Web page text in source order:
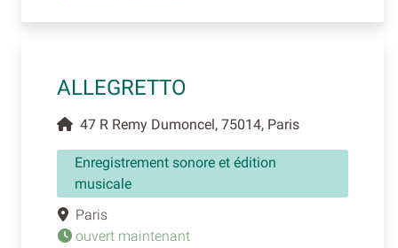
ALLEGRETTO
47 R Remy Dumoncel, 75014, Paris
Enregistrement sonore et édition
musicale
Paris
ouvert maintenant